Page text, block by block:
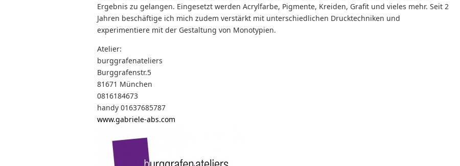
Ergebnis zu gelangen. Eingesetzt werden Acrylfarbe, Pigmente, Kreiden, Grafit und vieles mehr. Seit 2
Jahren beschäftige ich mich zudem verstärkt mit unterschiedlichen Drucktechniken und
experimentiere mit der Gestaltung von Monotypien.
Atelier:
burggrafenateliers
Burggrafenstr.5
81671 München
0816184673
handy 01637685787
www.gabriele-abs.com